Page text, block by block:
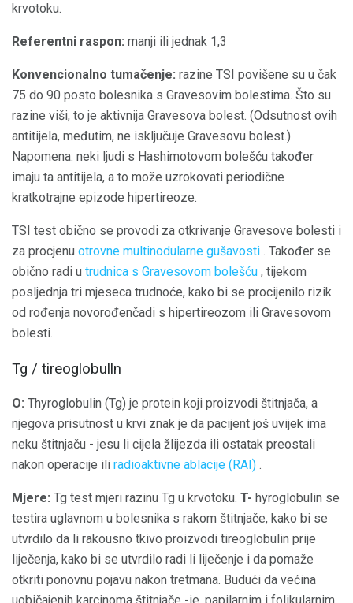
krvotoku.
Referentni raspon: manji ili jednak 1,3
Konvencionalno tumačenje: razine TSI povišene su u čak
75 do 90 posto bolesnika s Gravesovim bolestima. Što su
razine viši, to je aktivnija Gravesova bolest. (Odsutnost ovih
antitijela, međutim, ne isključuje Gravesovu bolest.)
Napomena: neki ljudi s Hashimotovom bolešću također
imaju ta antitijela, a to može uzrokovati periodične
kratkotrajne epizode hipertireoze.
TSI test obično se provodi za otkrivanje Gravesove bolesti i
za procjenu otrovne multinodularne gušavosti . Također se
obično radi u trudnica s Gravesovom bolešću , tijekom
posljednja tri mjeseca trudnoće, kako bi se procijenilo rizik
od rođenja novorođenčadi s hipertireozom ili Gravesovom
bolesti.
Tg / tireoglobulln
O: Thyroglobulin (Tg) je protein koji proizvodi štitnjača, a
njegova prisutnost u krvi znak je da pacijent još uvijek ima
neku štitnjaču - jesu li cijela žlijezda ili ostatak preostali
nakon operacije ili radioaktivne ablacije (RAI) .
Mjere: Tg test mjeri razinu Tg u krvotoku. T- hyroglobulin se
testira uglavnom u bolesnika s rakom štitnjače, kako bi se
utvrdilo da li rakousno tkivo proizvodi tireoglobulin prije
liječenja, kako bi se utvrdilo radi li liječenje i da pomaže
otkriti ponovnu pojavu nakon tretmana. Budući da većina